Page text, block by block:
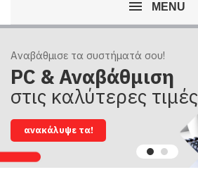
MENU
Αναβάθμισε τα συστήματά σου!
PC & Αναβάθμιση
στις καλύτερες τιμές
ανακάλυψε τα!